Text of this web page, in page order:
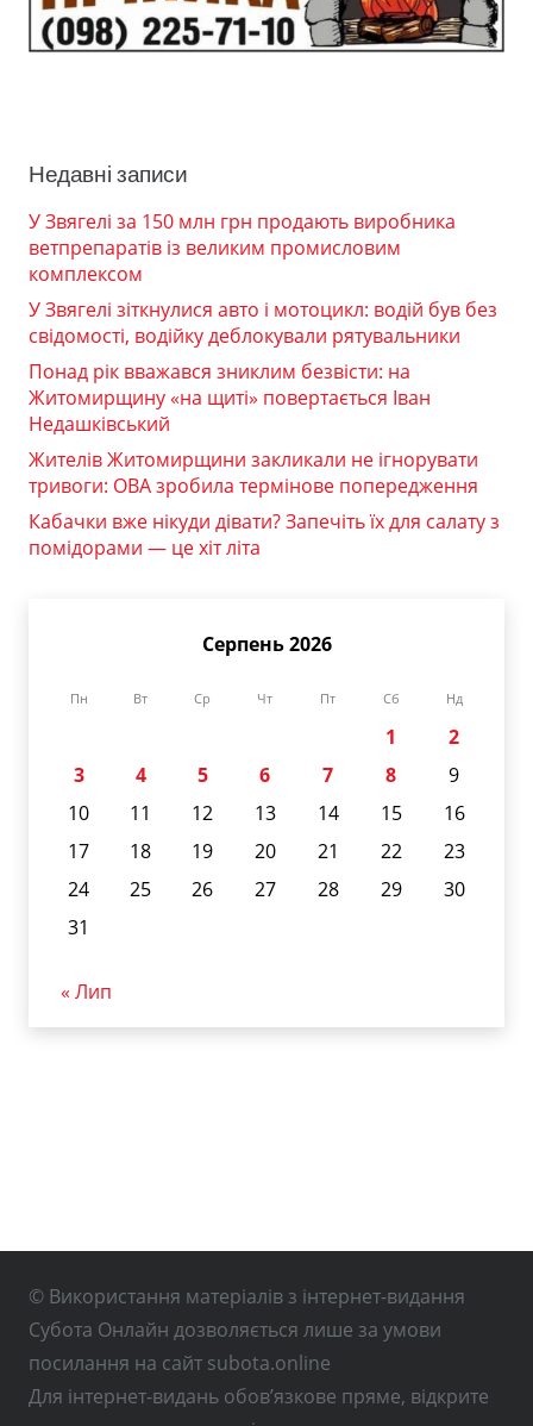
Недавні записи
У Звягелі за 150 млн грн продають виробника
ветпрепаратів із великим промисловим
комплексом
У Звягелі зіткнулися авто і мотоцикл: водій був без
свідомості, водійку деблокували рятувальники
Понад рік вважався зниклим безвісти: на
Житомирщину «на щиті» повертається Іван
Недашківський
Жителів Житомирщини закликали не ігнорувати
тривоги: ОВА зробила термінове попередження
Кабачки вже нікуди дівати? Запечіть їх для салату з
помідорами — це хіт літа
Серпень 2026
Пн Вт Ср Чт Пт Сб Нд
1
2
3
4 5 6 7 8
9
10
11 12 13 14 15
16
17
18 19 20 21 22
23
24
25 26 27 28 29
30
31
« Лип
© Використання матеріалів з інтернет-видання
Субота Онлайн дозволяється лише за умови
посилання на сайт subota.online
Для інтернет-видань обов’язкове пряме, відкрите